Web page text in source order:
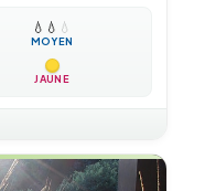
💧 💧 💧
MOYEN
JAUNE